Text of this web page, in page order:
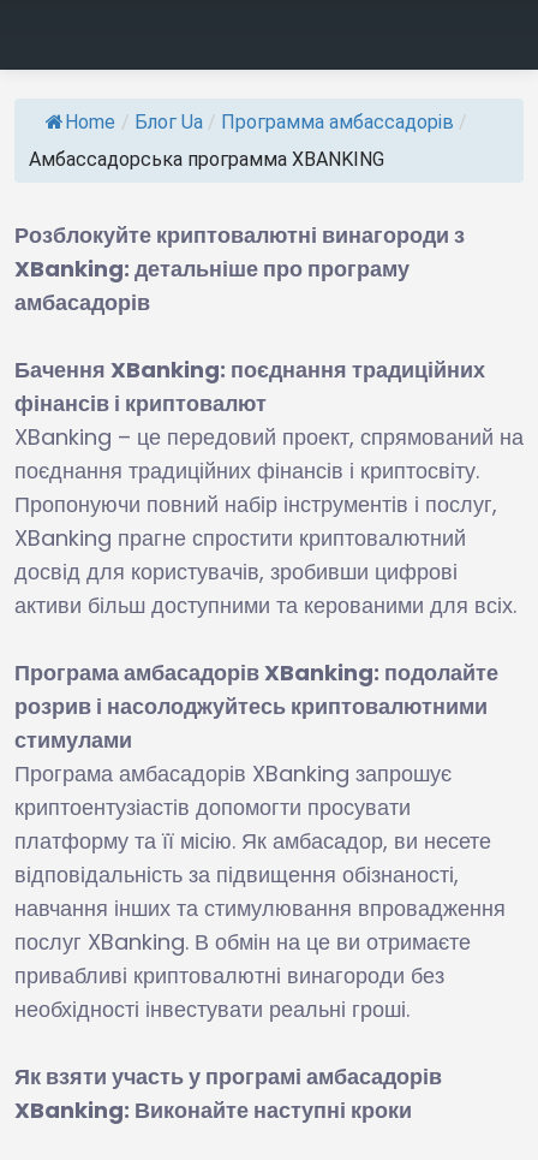
Home / Блог Ua / Программа амбассадорів /
Амбассадорська программа XBANKING
Розблокуйте криптовалютні винагороди з
XBanking: детальніше про програму
амбасадорів
Бачення XBanking: поєднання традиційних
фінансів і криптовалют
XBanking – це передовий проект, спрямований на
поєднання традиційних фінансів і криптосвіту.
Пропонуючи повний набір інструментів і послуг,
XBanking прагне спростити криптовалютний
досвід для користувачів, зробивши цифрові
активи більш доступними та керованими для всіх.
Програма амбасадорів XBanking: подолайте
розрив і насолоджуйтесь криптовалютними
стимулами
Програма амбасадорів XBanking запрошує
криптоентузіастів допомогти просувати
платформу та її місію. Як амбасадор, ви несете
відповідальність за підвищення обізнаності,
навчання інших та стимулювання впровадження
послуг XBanking. В обмін на це ви отримаєте
привабливі криптовалютні винагороди без
необхідності інвестувати реальні гроші.
Як взяти участь у програмі амбасадорів
XBanking: Виконайте наступні кроки